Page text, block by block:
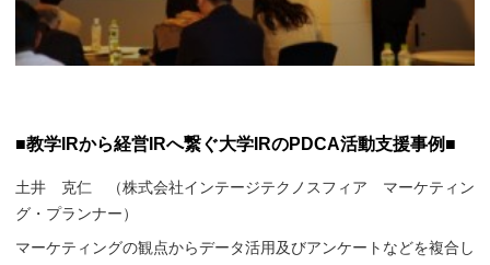
■教学IRから経営IRへ繋ぐ大学IRのPDCA活動支援事例■
土井 克仁 （株式会社インテージテクノスフィア マーケティン
グ・プランナー）
マーケティングの観点からデータ活用及びアンケートなどを複合し